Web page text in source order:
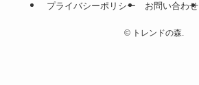
プライバシーポリシー お問い合わせ
©トレンドの森.